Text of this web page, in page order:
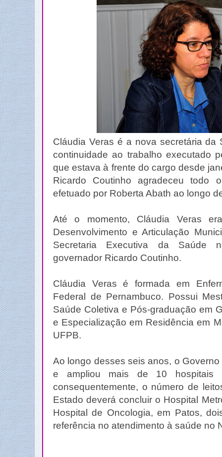
Cláudia Veras é a nova secretária da
continuidade ao trabalho executado
que estava à frente do cargo desde
Ricardo Coutinho agradeceu todo
efetuado por Roberta Abath ao longo
Até o momento, Cláudia Veras
Desenvolvimento e Articulação
Secretaria Executiva da Saúde
governador Ricardo Coutinho.
Cláudia Veras é formada em
Federal de Pernambuco. Possui
Saúde Coletiva e Pós-graduação em
e Especialização em Residência em
UFPB.
Ao longo desses seis anos, o
e ampliou mais de 10 hospitais
consequentemente, o número de
Estado deverá concluir o Hospital
Hospital de Oncologia, em Patos,
referência no atendimento à saúde no